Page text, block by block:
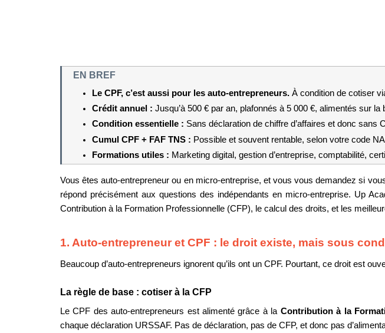
EN BREF
Le CPF, c’est aussi pour les auto-entrepreneurs. À condition de cotiser
Crédit annuel : Jusqu’à 500 € par an, plafonnés à 5 000 €, alimentés sur
Condition essentielle : Sans déclaration de chiffre d’affaires et donc sans
Cumul CPF + FAF TNS : Possible et souvent rentable, selon votre code
Formations utiles : Marketing digital, gestion d’entreprise, comptabilité,
Vous êtes auto-entrepreneur ou en micro-entreprise, et vous vous demandez si
répond précisément aux questions des indépendants en micro-entreprise. Up
Contribution à la Formation Professionnelle (CFP), le calcul des droits, et les
1. Auto-entrepreneur et CPF : le droit existe, mais sous
Beaucoup d’auto-entrepreneurs ignorent qu’ils ont un CPF. Pourtant, ce droit est
La règle de base : cotiser à la CFP
Le CPF des auto-entrepreneurs est alimenté grâce à la Contribution à la
chaque déclaration URSSAF. Pas de déclaration, pas de CFP, et donc pas